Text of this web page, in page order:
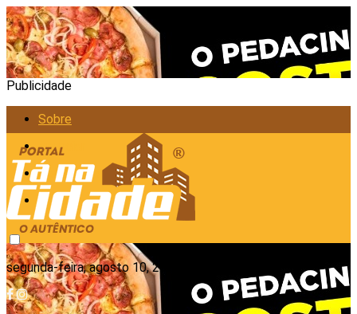
Publicidade
Sobre
Anunciar
Política de Privacidade
Contato
segunda-feira, agosto 10, 2026